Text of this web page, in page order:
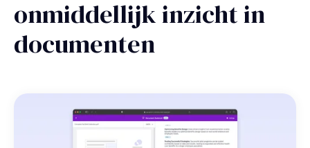
onmiddellijk inzicht in
documenten